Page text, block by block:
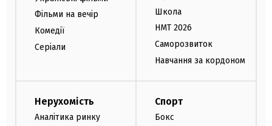
Фільми на вечір
Комедії
Серіали
Школа
НМТ 2026
Саморозвиток
Навчання за кордоном
Нерухомість
Аналітика ринку
Спорт
Бокс